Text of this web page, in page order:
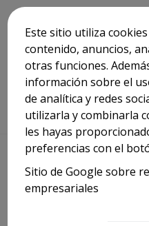
Este sitio utiliza
contenido, anuncios,
otras funciones.
información sobre el
de analítica y redes
utilizarla y combinarla
les hayas
preferencias con el
Sitio de Google sobre
empresariales
Inicio > Niña-Niño >
Asimétrico Niña Mayoral